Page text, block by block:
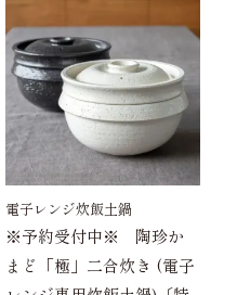
電子レンジ炊飯土鍋
※予約受付中※ 陶珍か
まど「極」二合炊き (電子